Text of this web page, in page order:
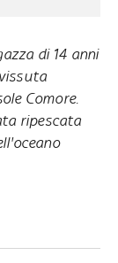
di 14 anni
Comore.
ripescata